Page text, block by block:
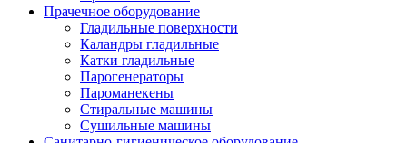
Прачечное оборудование
Гладильные поверхности
Каландры гладильные
Катки гладильные
Парогенераторы
Пароманекены
Стиральные машины
Сушильные машины